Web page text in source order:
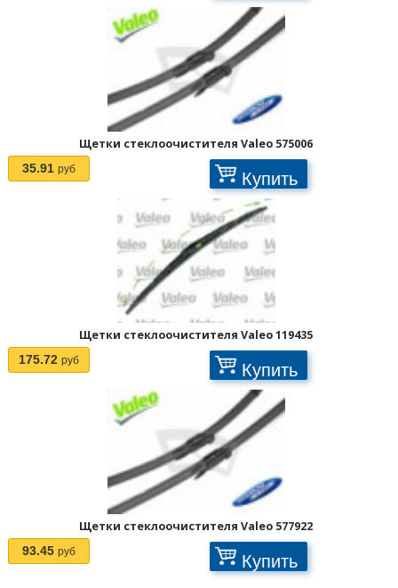
Щетки стеклоочистителя Valeo 575006
35.91 руб Купить
Щетки стеклоочистителя Valeo 119435
175.72 руб Купить
Щетки стеклоочистителя Valeo 577922
93.45 руб Купить
Страницы: